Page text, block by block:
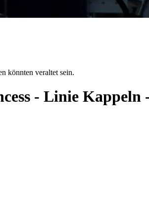
könnten veraltet sein.
- Linie